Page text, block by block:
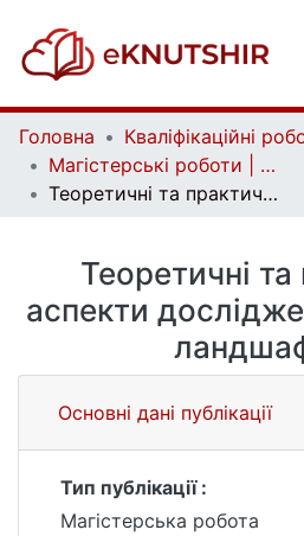
Головна
Магістерські роботи | Master's theses
Теоретичні та практичні аспекти дослідження звукових ландшафтів
Теоретичні та
аспекти
Основні дані публікації
Тип публікації :
Магістерська робота